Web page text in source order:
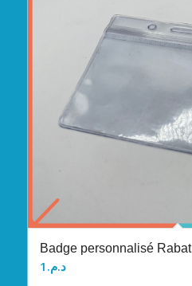
Badge personnalisé Rabat
د.م. 1